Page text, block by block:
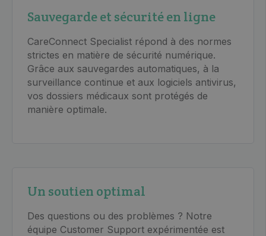
Sauvegarde et sécurité en ligne
CareConnect Specialist répond à des normes
strictes en matière de sécurité numérique.
Grâce aux sauvegardes automatiques, à la
surveillance continue et aux logiciels antivirus,
vos dossiers médicaux sont protégés de
manière optimale.
Un soutien optimal
Des questions ou des problèmes ? Notre
équipe Customer Support expérimentée est